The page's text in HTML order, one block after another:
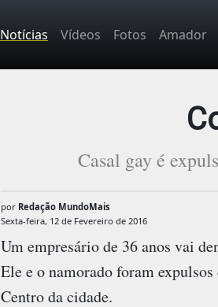
Notícias Vídeos Fotos Amador
Casal gay é
por Redação MundoMais
Sexta-feira, 12 de Fevereiro de 2016
Um empresário de 36 anos vai
Ele e o namorado foram
Centro da cidade.